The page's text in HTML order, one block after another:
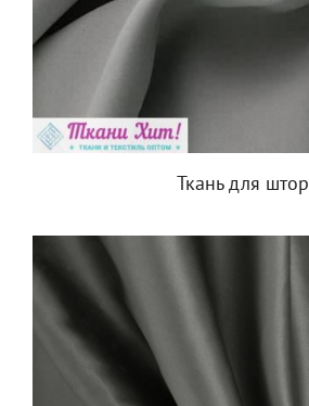
Ткань для штор